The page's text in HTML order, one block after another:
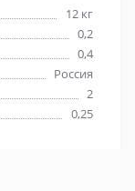
12 кг
0,2
0,4
Россия
2
0,25